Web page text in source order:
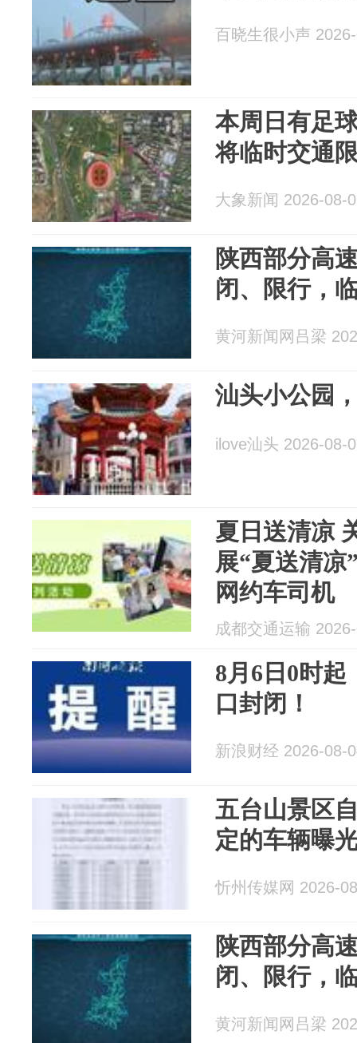
百晓生很小声
本周日有足
将临时交通
大象新闻 2026-08-
陕西部分高
闭、限行，
黄河新闻网吕梁
汕头小公园
ilove汕头 2026-08-
夏日送清凉
展“夏送清凉
网约车司机
成都交通运输
8月6日0时
口封闭！
新浪财经 2026-08-
五台山景区
定的车辆曝
忻州传媒网 2026-
陕西部分高
闭、限行，
黄河新闻网吕梁